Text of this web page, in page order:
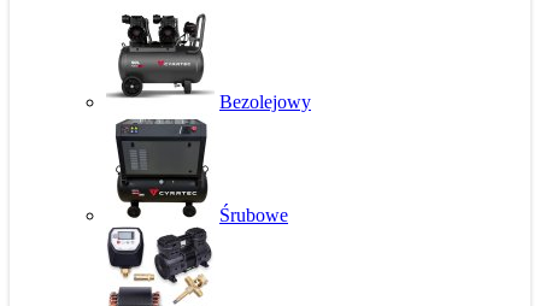
Bezolejowy
Śrubowe